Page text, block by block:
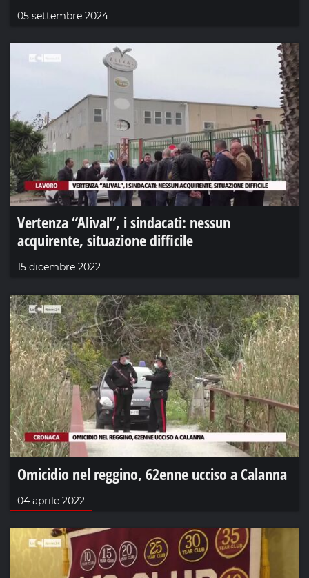
05 settembre 2024
Vertenza “Alival”, i sindacati: nessun
acquirente, situazione difficile
15 dicembre 2022
Omicidio nel reggino, 62enne ucciso a Calanna
04 aprile 2022